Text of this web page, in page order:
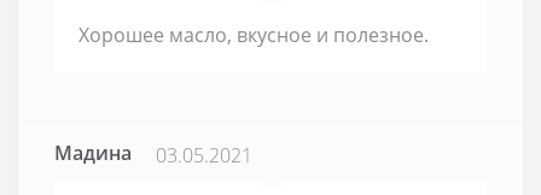
Хорошее масло, вкусное и полезное.
Мадина 03.05.2021